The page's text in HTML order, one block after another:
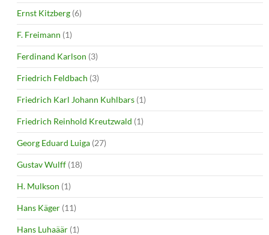
Ernst Kitzberg (6)
F. Freimann (1)
Ferdinand Karlson (3)
Friedrich Feldbach (3)
Friedrich Karl Johann Kuhlbars (1)
Friedrich Reinhold Kreutzwald (1)
Georg Eduard Luiga (27)
Gustav Wulff (18)
H. Mulkson (1)
Hans Käger (11)
Hans Luhaäär (1)